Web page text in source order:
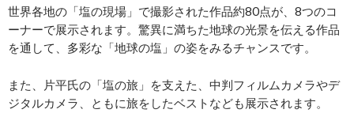
世界各地の「塩の現場」で撮影された作品約80点が、8つのコ
ーナーで展示されます。驚異に満ちた地球の光景を伝える作品
を通して、多彩な「地球の塩」の姿をみるチャンスです。
また、片平氏の「塩の旅」を支えた、中判フィルムカメラやデ
ジタルカメラ、ともに旅をしたベストなども展示されます。